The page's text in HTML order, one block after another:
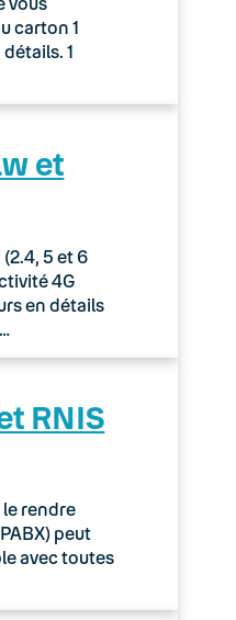
carton 1
1
et
5 et 6
4G
en détails
RNIS
rendre
peut
avec toutes